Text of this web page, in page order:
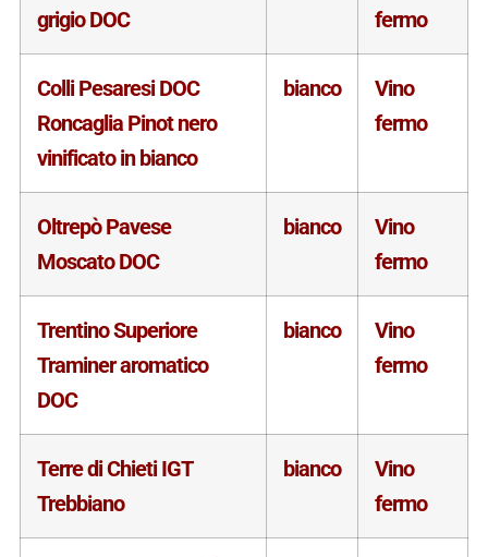
grigio DOC
fermo
Colli Pesaresi DOC
Roncaglia Pinot nero
vinificato in bianco
bianco
Vino
fermo
Oltrepò Pavese
Moscato DOC
bianco
Vino
fermo
Trentino Superiore
Traminer aromatico
DOC
bianco
Vino
fermo
Terre di Chieti IGT
Trebbiano
bianco
Vino
fermo